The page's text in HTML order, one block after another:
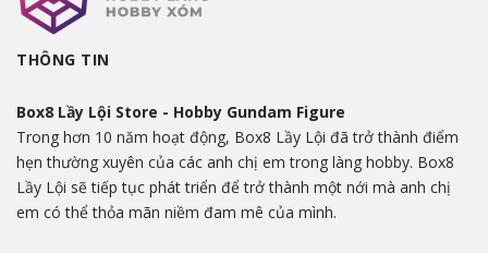
THÔNG TIN
Box8 Lầy Lội Store - Hobby Gundam Figure
Trong hơn 10 năm hoạt động, Box8 Lầy Lội đã trở thành điểm
hẹn thường xuyên của các anh chị em trong làng hobby. Box8
Lầy Lội sẽ tiếp tục phát triển để trở thành một nới mà anh chị
em có thể thỏa mãn niềm đam mê của mình.